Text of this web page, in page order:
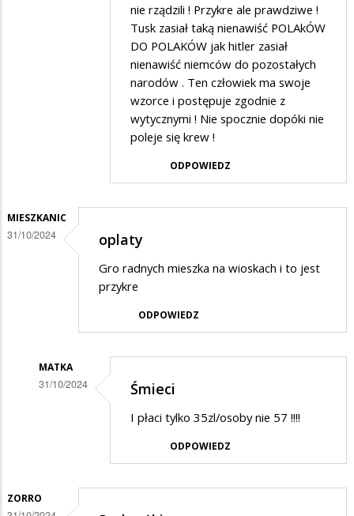
daleko......
nie rządzili ! Przykre ale prawdziwe !
Tusk zasiał taką nienawiść POLAkÓW
DO POLAKÓW jak hitler zasiał
nienawiść niemców do pozostałych
narodów . Ten człowiek ma swoje
wzorce i postępuje zgodnie z
wytycznymi ! Nie spocznie dopóki nie
poleje się krew !
ODPOWIEDZ
MIESZKANIC
31/10/2024 oplaty
Gro radnych mieszka na wioskach i to jest
przykre
ODPOWIEDZ
MATKA
31/10/2024
odpowiedzi
Śmieci
I płaci tylko 35zl/osoby nie 57 !!!!
ODPOWIEDZ
ZORRO